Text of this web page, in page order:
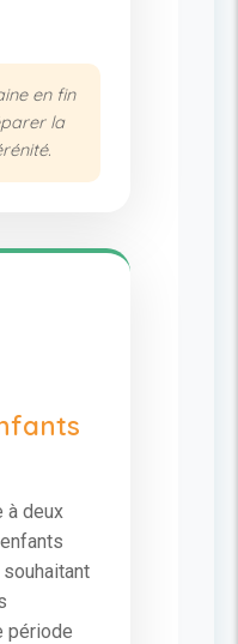
en fin
la
à deux
période